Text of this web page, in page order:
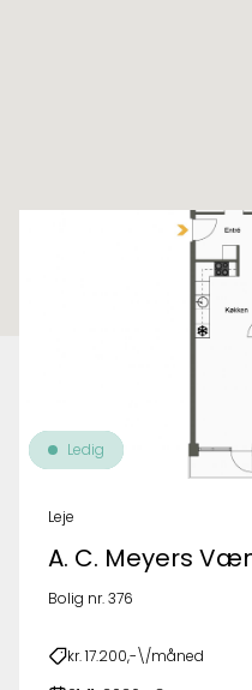
Ledig
Leje
A. C. Meyers
Bolig nr. 376
kr. 17.200,-\/måned